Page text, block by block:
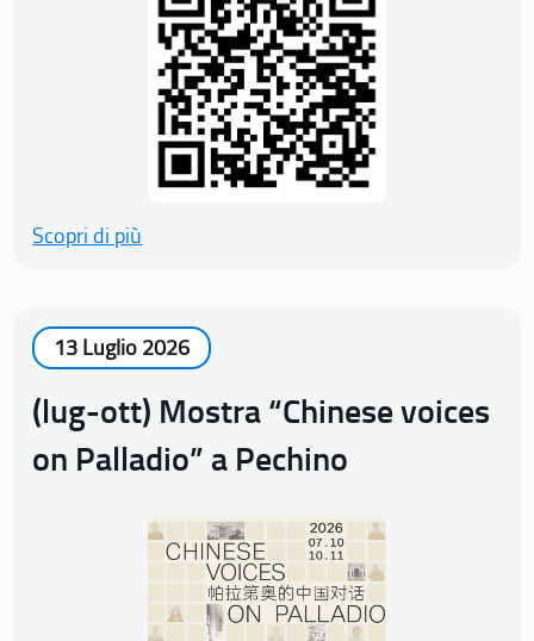
Scopri di più
13 Luglio 2026
(lug-ott) Mostra “Chinese voices
on Palladio” a Pechino